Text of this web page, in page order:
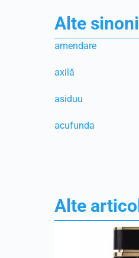
Alte
amendare
axilă
asiduu
acufunda
Alte